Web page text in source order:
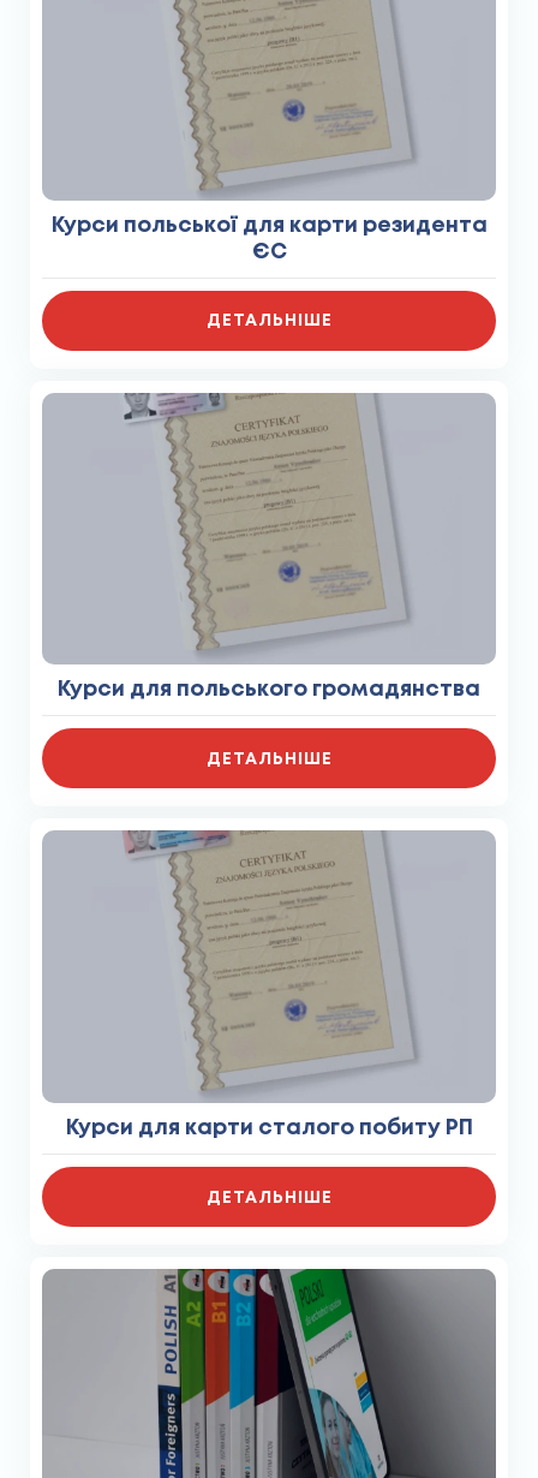
Курси польської для карти резидента
ЄС
ДЕТАЛЬНІШЕ
Курси для польського громадянства
ДЕТАЛЬНІШЕ
Курси для карти сталого побиту РП
ДЕТАЛЬНІШЕ